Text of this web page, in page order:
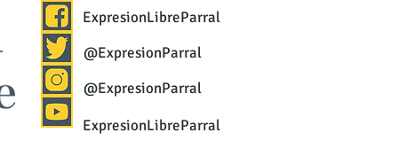
ExpresionLibreParral
@ExpresionParral
@ExpresionParral
ExpresionLibreParral